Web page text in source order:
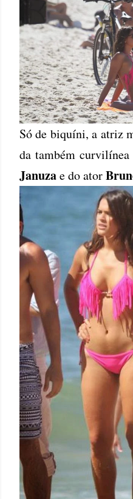
Só de biquíni, a atriz
da também
Januzae do ator